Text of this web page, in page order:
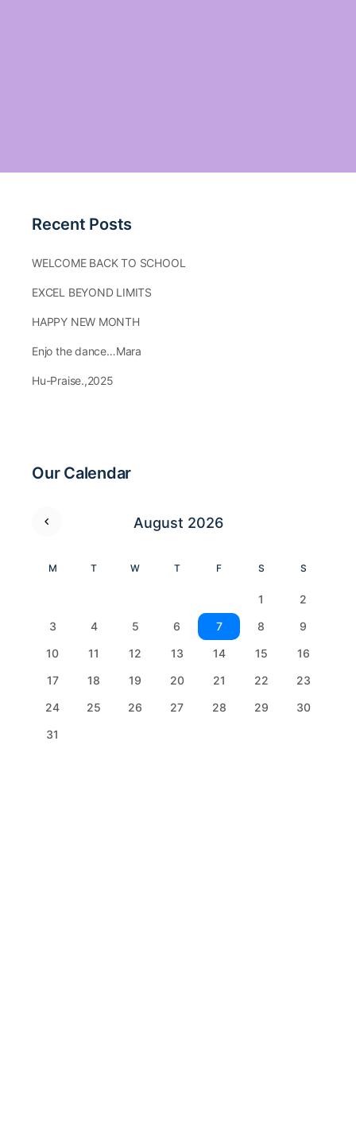
Recent Posts
WELCOME BACK TO SCHOOL
EXCEL BEYOND LIMITS
HAPPY NEW MONTH
Enjo the dance…Mara
Hu-Praise.,2025
Our Calendar
August 2026
M T W T F S S
1
2
3
4 5 6 7 8
9
10
11 12 13 14 15
16
17
18 19 20 21 22
23
24
25 26 27 28 29
30
31